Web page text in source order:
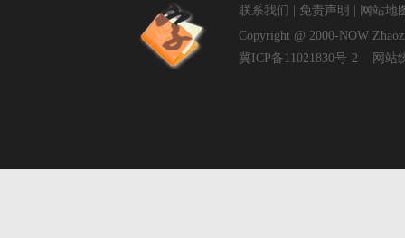
联系我们 免责声明
网站地
Copyright @ 2000-NOW
冀ICP备11021830号-2
网站